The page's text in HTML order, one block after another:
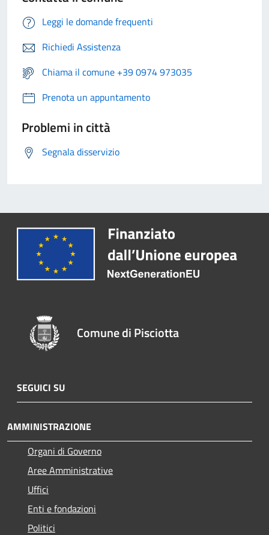
Leggi le domande frequenti
Richiedi Assistenza
Chiama il comune +39 0974 973035
Prenota un appuntamento
Problemi in città
Segnala disservizio
Comune di Pisciotta
SEGUICI SU
AMMINISTRAZIONE
Organi di Governo
Aree Amministrative
Uffici
Enti e fondazioni
Politici